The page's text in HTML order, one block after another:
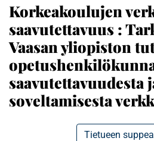
Korkeakoulujen
saavutettavuus :
Vaasan yliopiston
saavutettavuudesta
soveltamisesta
Tietueen